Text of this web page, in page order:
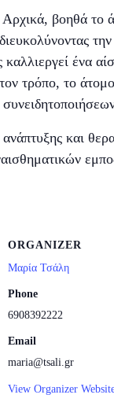
βοηθά το
ένα
τρόπο, το άτομο
και
ORGANIZER
Μαρία Τσάλη
Phone
6908392222
Email
maria@tsali.gr
View Organizer